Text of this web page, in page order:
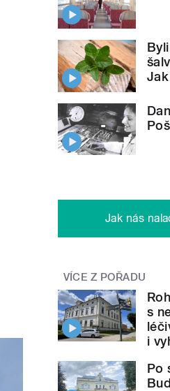
Jak nás
VÍCE Z POŘADU
s
i
Po